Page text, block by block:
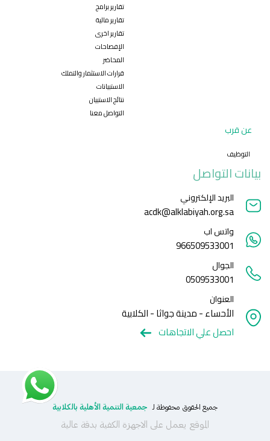
تقارير برامج
تقارير مالية
تقارير اخرى
الإفصاحات
المحاضر
قرارات الاستثمار والتملك
الاستبيانات
نتائج الاستبيان
التواصل معنا
عن قرب
التوظيف
بيانات التواصل
البريد الإلكتروني
acdk@alklabiyah.org.sa
واتس اب
966509533001
الجوال
0509533001
العنوان
الأحساء - مدينة جواثا - الكلابية
احصل علي الاتجاهات
جميع الحقوق محفوظة لـ جمعية التنمية الأهلية بالكلابية
الموقع يعمل على الاجهزة الكفية بدقة عالية